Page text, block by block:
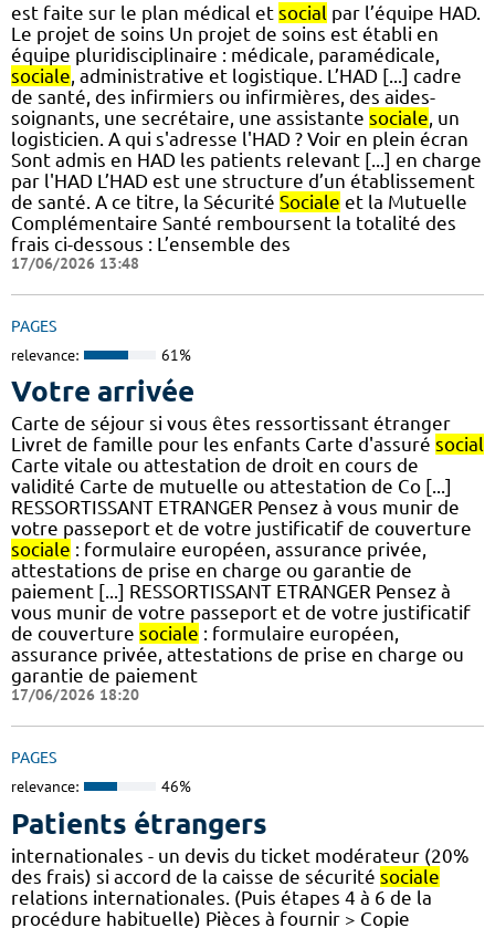
est faite sur le plan médical et social par l’équipe HAD.
Le projet de soins Un projet de soins est établi en
équipe pluridisciplinaire : médicale, paramédicale,
sociale , administrative et logistique. L’HAD [...] cadre
de santé, des infirmiers ou infirmières, des aides-
soignants, une secrétaire, une assistante sociale , un
logisticien. A qui s'adresse l'HAD ? Voir en plein écran
Sont admis en HAD les patients relevant [...] en charge
par l'HAD L’HAD est une structure d’un établissement
de santé. A ce titre, la Sécurité Sociale et la Mutuelle
Complémentaire Santé remboursent la totalité des
frais ci-dessous : L’ensemble des
17/06/2026 13:48
PAGES
relevance: 61%
Votre arrivée
Carte de séjour si vous êtes ressortissant étranger
Livret de famille pour les enfants Carte d'assuré social
Carte vitale ou attestation de droit en cours de
validité Carte de mutuelle ou attestation de Co [...]
RESSORTISSANT ETRANGER Pensez à vous munir de
votre passeport et de votre justificatif de couverture
sociale : formulaire européen, assurance privée,
attestations de prise en charge ou garantie de
paiement [...] RESSORTISSANT ETRANGER Pensez à
vous munir de votre passeport et de votre justificatif
de couverture sociale : formulaire européen,
assurance privée, attestations de prise en charge ou
garantie de paiement
17/06/2026 18:20
PAGES
relevance: 46%
Patients étrangers
internationales - un devis du ticket modérateur (20%
des frais) si accord de la caisse de sécurité sociale
relations internationales. (Puis étapes 4 à 6 de la
procédure habituelle) Pièces à fournir > Copie